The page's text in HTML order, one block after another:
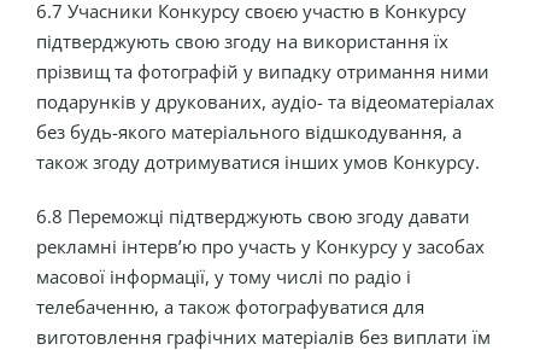
6.7 Учасники Конкурсу своєю участю в Конкурсу
підтверджують свою згоду на використання їх
прізвищ та фотографій у випадку отримання ними
подарунків у друкованих, аудіо- та відеоматеріалах
без будь-якого матеріального відшкодування, а
також згоду дотримуватися інших умов Конкурсу.
6.8 Переможці підтверджують свою згоду давати
рекламні інтерв’ю про участь у Конкурсу у засобах
масової інформації, у тому числі по радіо і
телебаченню, а також фотографуватися для
виготовлення графічних матеріалів без виплати їм